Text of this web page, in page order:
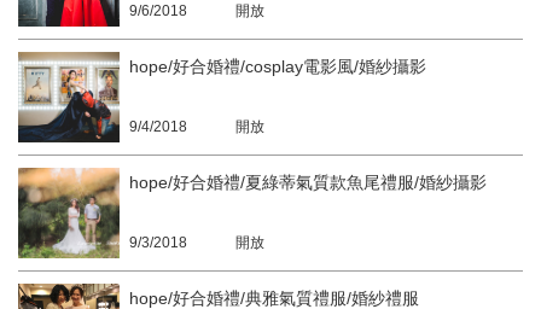
9/6/2018 開放
hope/好合婚禮/cosplay電影風/婚紗攝影
9/4/2018 開放
hope/好合婚禮/夏綠蒂氣質款魚尾禮服/婚紗攝影
9/3/2018 開放
hope/好合婚禮/典雅氣質禮服/婚紗禮服